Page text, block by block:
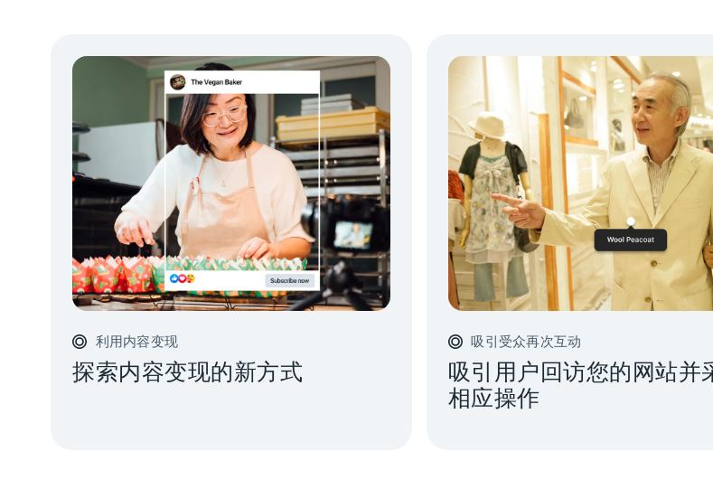
利用内容变现
探索内容变现的新方式
吸引受众再次互动
吸引用户回访您的网站并
相应操作